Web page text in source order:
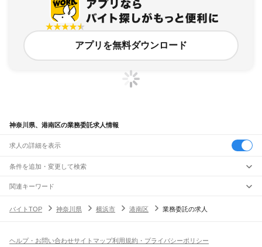
アプリを無料ダウンロード
神奈川県、港南区の業務委託求人情報
求人の詳細を表示
条件を追加・変更して検索
市区町村を追加・変更
神奈川県
すべて
旭区緑区瀬谷区栄区 泉区 青葉区 都筑区
駅を追加・変更
川崎駅 横浜駅戸塚駅 大船駅 藤沢駅辻堂駅茅ケ崎駅 平塚駅 大磯駅
飲食・フードサービス
関連キーワード
神奈川県 横浜市 港北区 発送業務 神奈川県 横浜市 港南区 配達
バイトTOP 神奈川県 横浜市 港南区 業務委託の求人
ヘルプ・お問い合わせサイトマップ利用規約・プライバシーポリシー